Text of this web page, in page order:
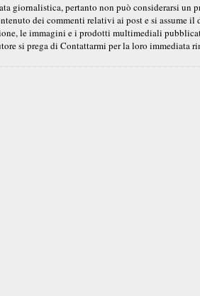
giornalistica, pertanto non può considerarsi
dei commenti relativi ai post e si
le immagini e i prodotti multimediali
si prega di Contattarmi per la loro immediata